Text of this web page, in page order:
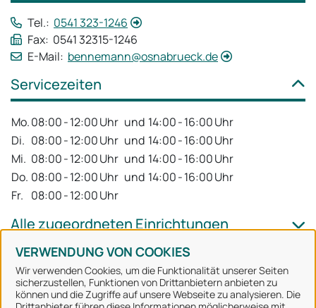
VERWENDUNG VON COOKIES
Wir verwenden Cookies, um die Funktionalität unserer Seiten
sicherzustellen, Funktionen von Drittanbietern anbieten zu
können und die Zugriffe auf unsere Webseite zu analysieren. Die
Tel.: 0541 323-1246
Fax: 0541 32315-1246
E-Mail: bennemann@osnabrueck.de
Servicezeiten
Mo.08:00-12:00Uhr und 14:00-16:00Uhr
Di. 08:00-12:00Uhr und 14:00-16:00Uhr
Mi. 08:00-12:00Uhr und 14:00-16:00Uhr
Do. 08:00-12:00Uhr und 14:00-16:00Uhr
Fr. 08:00-12:00Uhr
Alle zugeordneten Einrichtungen